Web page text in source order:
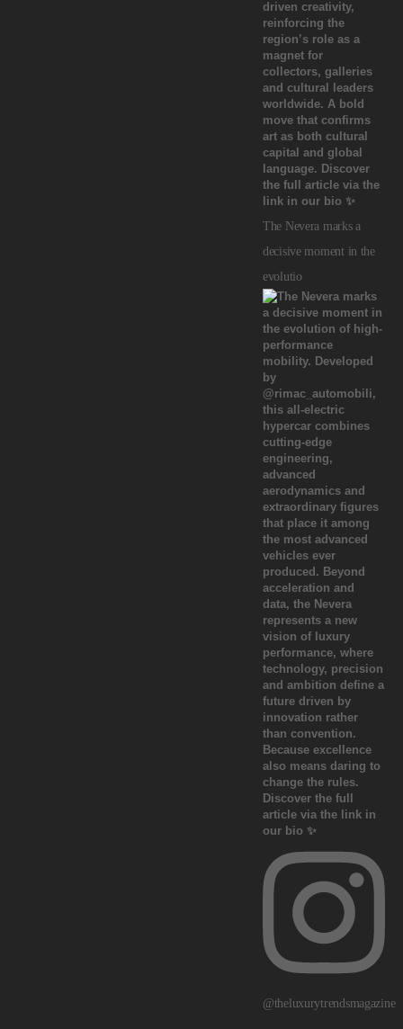
The Nevera marks a
decisive moment in the
evolutio
@theluxurytrendsmagazine